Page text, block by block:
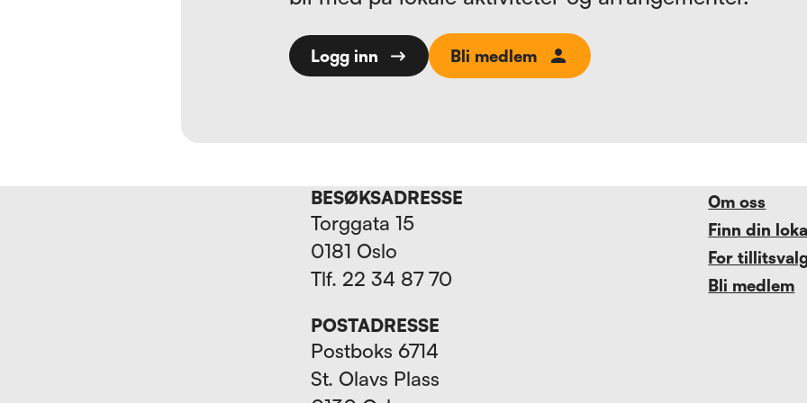
Logg inn Bli medlem
BESØKSADRESSE
Torggata 15
0181 Oslo
Tlf. 22 34 87 70
POSTADRESSE
Postboks 6714
St. Olavs Plass
Om oss
Finn din
For
Bli medlem